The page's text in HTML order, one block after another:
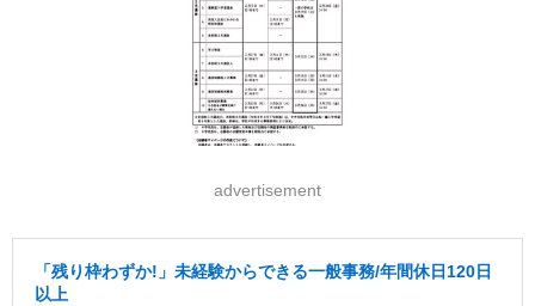
advertisement
「残り枠わずか!」未経験からできる一般事務/年間休日120日
以上